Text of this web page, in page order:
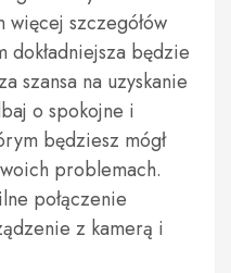
szczegółów
będzie
szansa na uzyskanie
o spokojne i
będziesz mógł
problemach.
połączenie
z kamerą i